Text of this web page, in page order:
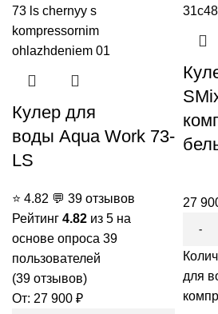
Кулер для
воды Aqua Work 73-
LS
⭐ 4.82 💬 39 отзывов
Рейтинг 4.82 из 5 на
основе опроса 39
пользователей
(39 отзывов)
От: 27 900 ₽
27
для